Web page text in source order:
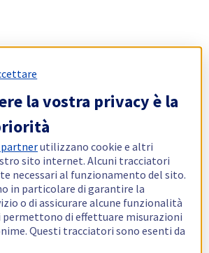
la vostra privacy è la
partnerutilizzano cookie e altri
sito internet. Alcuni tracciatori
necessari al funzionamento del sito.
in particolare di garantire la
o di assicurare alcune funzionalità
permettono di effettuare misurazioni
Questi tracciatori sono esenti da